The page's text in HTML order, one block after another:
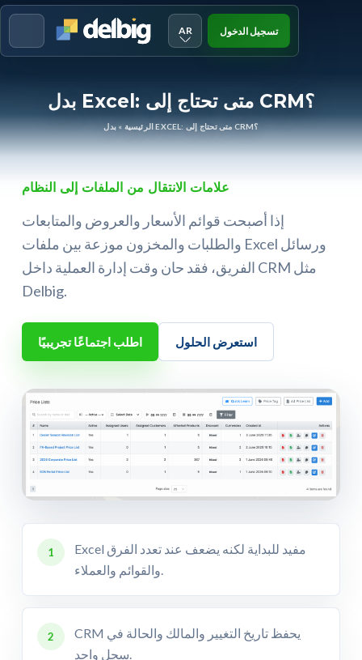
AR تسجيل الدخول
بدل Excel: متى تحتاج إلى CRM؟
الرئيسية » بدل EXCEL: متى تحتاج إلى CRM؟
علامات الانتقال من الملفات إلى النظام
إذا أصبحت قوائم الأسعار والعروض والمتابعات
والطلبات والمخزون موزعة بين ملفات Excel ورسائل
الفريق، فقد حان وقت إدارة العملية داخل CRM مثل
Delbig.
اطلب اجتماعًا تجريبيًا استعرض الحلول
1
Excel مفيد للبداية لكنه يضعف عند تعدد الفرق
2
CRM يحفظ تاريخ التغيير والمالك والحالة في